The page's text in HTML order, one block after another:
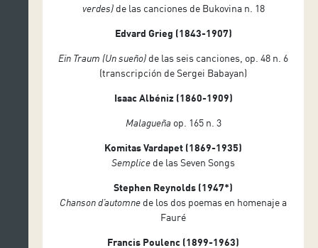
verdes)de las canciones de Bukovina n. 18
Edvard Grieg (1843-1907)
Ein Traum (Un sueño) de las seis canciones, op. 48 n. 6
(transcripción de Sergei Babayan)
Isaac Albéniz (1860-1909)
Malagueñaop. 165 n. 3
Komitas Vardapet (1869-1935)
Semplice de las Seven Songs
Stephen Reynolds (1947*)
Chanson d’automne de los dos poemas en homenaje a
Fauré
Francis Poulenc (1899-1963)